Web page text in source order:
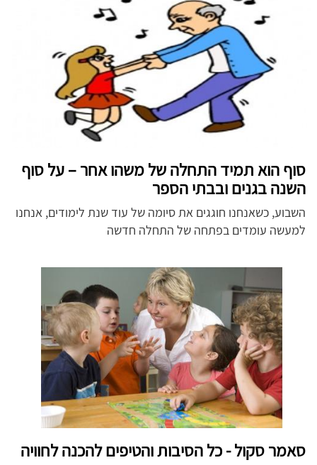
סוף הוא תמיד התחלה של משהו אחר – על סוף
השנה בגנים ובבתי הספר
השבוע, כשאנחנו חוגגים את סיומה של עוד שנת לימודים, אנחנו
למעשה עומדים בפתחה של התחלה חדשה
סאמר סקול - כל הסיבות והטיפים להכנה לחוויה